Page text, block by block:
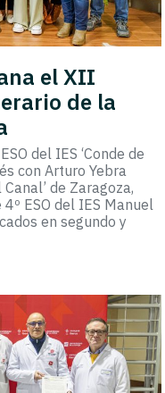
el XII
de la
del IES ‘Conde de
con Arturo Yebra
Canal’ de Zaragoza,
ESO del IES Manuel
en segundo y